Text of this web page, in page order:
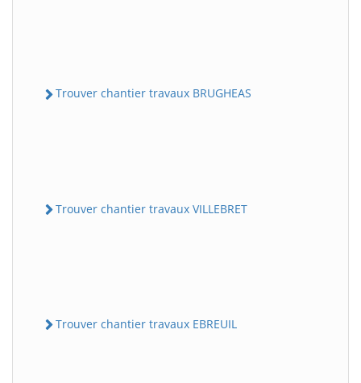
Trouver chantier travaux BRUGHEAS
Trouver chantier travaux VILLEBRET
Trouver chantier travaux EBREUIL